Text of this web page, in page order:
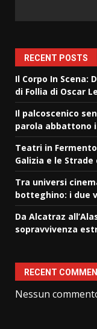
RECENT POSTS
Il Corpo In Scena:
di Follia di Oscar
Il palcoscenico
parola abbattono
Teatri in
Galizia e le Strade
Tra universi
botteghino: i due
Da Alcatraz
sopravvivenza
RECENT
Nessun